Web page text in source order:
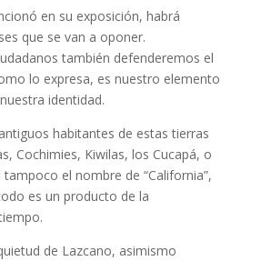
en su exposición, habrá
que se van a oponer.
también defenderemos el
lo expresa, es nuestro elemento
identidad.
habitantes de estas tierras
Cochimies, Kiwilas, los Cucapá, o
el nombre de “California”,
es un producto de la
de Lazcano, asimismo